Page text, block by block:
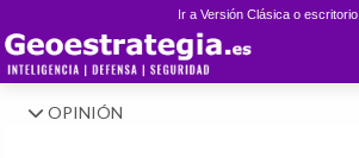
Ir a Versión Clásica o escritorio
OPINIÓN